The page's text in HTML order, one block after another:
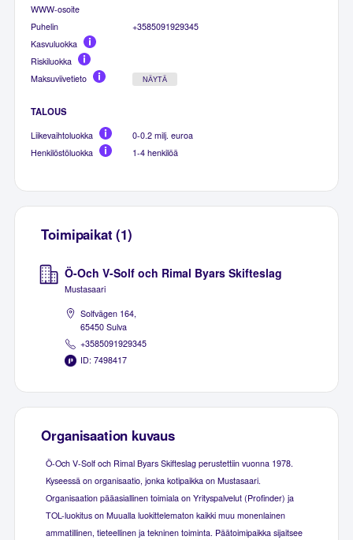
WWW-osoite
Puhelin
+3585091929345
Kasvuluokka
Riskiluokka
Maksuviivetieto
NÄYTÄ
TALOUS
Liikevaihtoluokka
0-0.2 milj. euroa
Henkilöstöluokka
1-4 henkilöä
Toimipaikat (1)
Ö-Och V-Solf och Rimal Byars Skifteslag
Mustasaari
Solfvägen 164,
65450 Sulva
+3585091929345
ID: 7498417
Organisaation kuvaus
Ö-Och V-Solf och Rimal Byars Skifteslag perustettiin vuonna 1978.
Kyseessä on organisaatio, jonka kotipaikka on Mustasaari.
Organisaation pääasiallinen toimiala on Yrityspalvelut (Profinder) ja
TOL-luokitus on Muualla luokittelematon kaikki muu monenlainen
ammatillinen, tieteellinen ja tekninen toiminta. Päätoimipaikka sijaitsee